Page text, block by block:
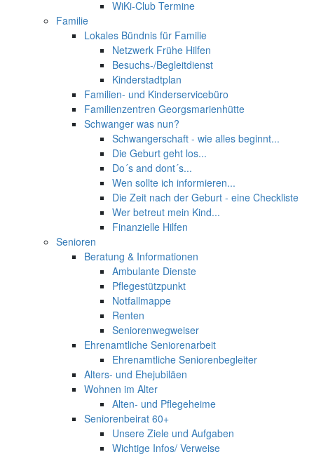
WiKi-Club Termine
Familie
Lokales Bündnis für Familie
Netzwerk Frühe Hilfen
Besuchs-/Begleitdienst
Kinderstadtplan
Familien- und Kinderservicebüro
Familienzentren Georgsmarienhütte
Schwanger was nun?
Schwangerschaft - wie alles beginnt...
Die Geburt geht los...
Do´s and dont´s...
Wen sollte ich informieren...
Die Zeit nach der Geburt - eine Checkliste
Wer betreut mein Kind...
Finanzielle Hilfen
Senioren
Beratung & Informationen
Ambulante Dienste
Pflegestützpunkt
Notfallmappe
Renten
Seniorenwegweiser
Ehrenamtliche Seniorenarbeit
Ehrenamtliche Seniorenbegleiter
Alters- und Ehejubiläen
Wohnen im Alter
Alten- und Pflegeheime
Seniorenbeirat 60+
Unsere Ziele und Aufgaben
Wichtige Infos/ Verweise